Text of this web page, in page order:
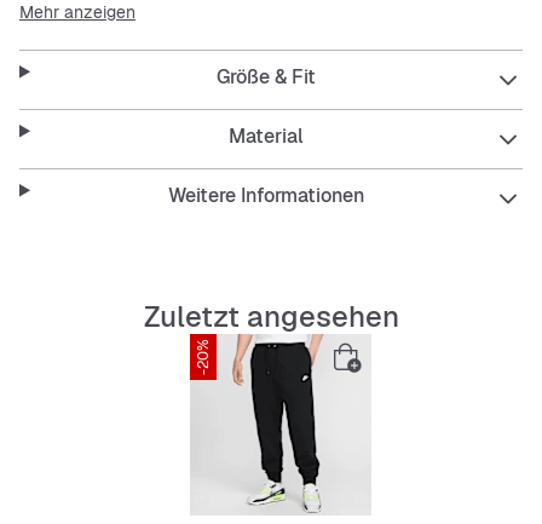
Die Standardpassform bietet ein relaxtes Tragegefühl an
Gesäß und Oberschenkeln. Die leicht schmal
zulaufenden Beine sind mit gerippten, ca. 7,5 cm langen
Bündchen versehen.
Ein elastischer Bund und der runde, äußere Kordelzug
Taille.
Mehr anzeigen
Größe & Fit
Material
Weitere Informationen
Zuletzt angesehen
-20%